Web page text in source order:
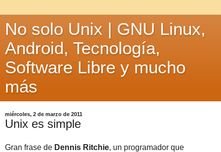
No solo Unix | GNU Linux,
Android, Tecnología,
Software Libre y mucho
más
miércoles, 2 de marzo de 2011
Unix es simple
Gran frase de Dennis Ritchie, un programador que